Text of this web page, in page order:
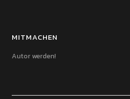
MITMACHEN
Autor werden!